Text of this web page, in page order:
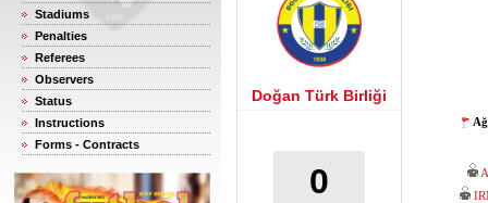
Stadiums
Penalties
Referees
Observers
Status
Instructions
Forms - Contracts
Doğan Türk Birliği
0